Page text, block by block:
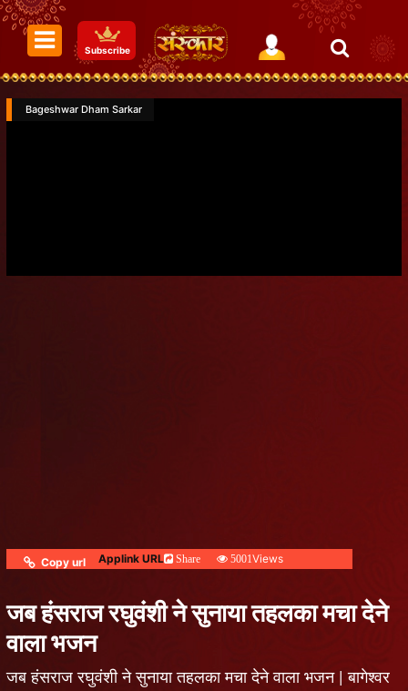
Subscribe
Bageshwar Dham Sarkar
Copy url Applink URL Share 5001 Views
जब हंसराज रघुवंशी ने सुनाया तहलका मचा देने
वाला भजन
जब हंसराज रघुवंशी ने सुनाया तहलका मचा देने वाला भजन | बागेश्वर